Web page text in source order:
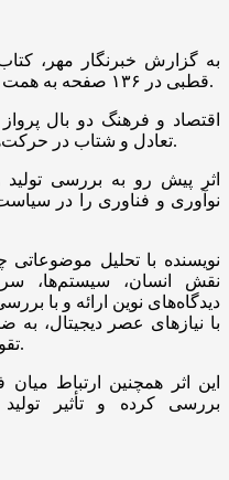
به گزارش خبرنگار مهر،
قطبی در ۱۳۶ صفحه به همت مؤسسه بوستان کتاب به چاپ رسید.
اقتصاد و فرهنگ دو بال
تعادل و شتاب در حرکت‌ها به صورت تومان به وجود می‌آورند.
اثر پیش رو به بررسی تولید
نوآوری و فناوری را در
نویسنده با تحلیل موضوعاتی
نقش انسان، سیستم‌ها،
دیدگاه‌های نوین ارائه و با
با نیازهای عصر دیجیتال،
تقویت اقتصاد دانش بنیان پرداخته است.
این اثر همچنین ارتباط
بررسی کرده و تأثیر